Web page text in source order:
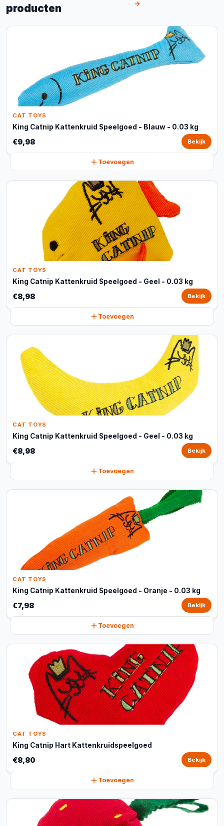
producten →
CAT TOYS
King Catnip Kattenkruid Speelgoed - Blauw - 0.03 kg
€9,98 Bekijk
Toevoegen
CAT TOYS
King Catnip Kattenkruid Speelgoed - Geel - 0.03 kg
€8,98 Bekijk
Toevoegen
CAT TOYS
King Catnip Kattenkruid Speelgoed - Geel - 0.03 kg
€8,98 Bekijk
Toevoegen
CAT TOYS
King Catnip Kattenkruid Speelgoed - Oranje - 0.03 kg
€7,98 Bekijk
Toevoegen
CAT TOYS
King Catnip Hart Kattenkruidspeelgoed
€8,80 Bekijk
Toevoegen